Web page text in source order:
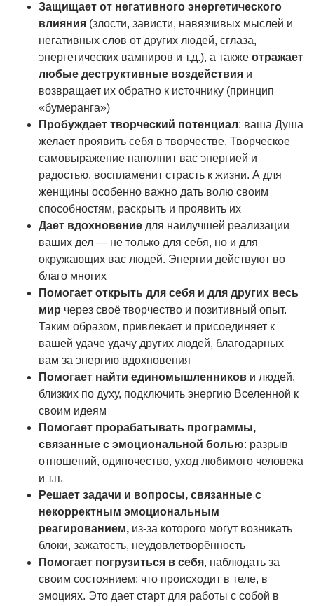
Защищает от негативного энергетического
влияния (злости, зависти, навязчивых мыслей и
негативных слов от других людей, сглаза,
энергетических вампиров и т.д.), а также отражает
любые деструктивные воздействия и
возвращает их обратно к источнику (принцип
«бумеранга»)
Пробуждает творческий потенциал: ваша Душа
желает проявить себя в творчестве. Творческое
самовыражение наполнит вас энергией и
радостью, воспламенит страсть к жизни. А для
женщины особенно важно дать волю своим
способностям, раскрыть и проявить их
Дает вдохновение для наилучшей реализации
ваших дел — не только для себя, но и для
окружающих вас людей. Энергии действуют во
благо многих
Помогает открыть для себя и для других весь
мир через своё творчество и позитивный опыт.
Таким образом, привлекает и присоединяет к
вашей удаче удачу других людей, благодарных
вам за энергию вдохновения
Помогает найти единомышленников и людей,
близких по духу, подключить энергию Вселенной к
своим идеям
Помогает прорабатывать программы,
связанные с эмоциональной болью: разрыв
отношений, одиночество, уход любимого человека
и т.п.
Решает задачи и вопросы, связанные с
некорректным эмоциональным
реагированием, из-за которого могут возникать
блоки, зажатость, неудовлетворённость
Помогает погрузиться в себя, наблюдать за
своим состоянием: что происходит в теле, в
эмоциях. Это дает старт для работы с собой в